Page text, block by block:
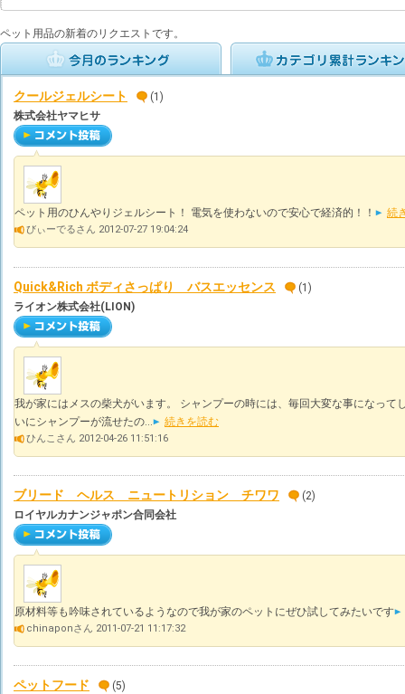
ペット用品の新着のリクエストです。
クールジェルシート
(1)
株式会社ヤマヒサ
ペット用のひんやりジェルシート！ 電気を使わないので安心で経済的！！ 続
びぃーでるさん 2012-07-27 19:04:24
Quick&Rich ボディさっぱり バスエッセンス
(1)
ライオン株式会社(LION)
我が家にはメスの柴犬がいます。 シャンプーの時には、毎回大変な事になって
いにシャンプーが流せたの...
続きを読む
ひんこさん 2012-04-26 11:51:16
ブリード ヘルス ニュートリション チワワ
(2)
ロイヤルカナンジャポン合同会社
原材料等も吟味されているようなので我が家のペットにぜひ試してみたいです
chinaponさん 2011-07-21 11:17:32
ペットフード
(5)